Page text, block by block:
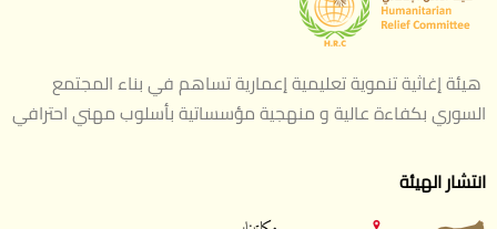
هيئة إغاثية تنموية تعليمية إعمارية تساهم في بناء المجتمع
السوري بكفاءة عالية و منهجية مؤسساتية بأسلوب مهني احترافي
انتشار الهيئة